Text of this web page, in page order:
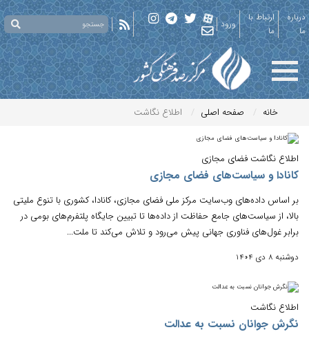
درباره
ما
ارتباط با
ما
ورود
خانه صفحه اصلی اطلاع نگاشت
اطلاع نگاشت فضای مجازی
کانادا و سیاست‌های فضای مجازی
بر اساس داده‌های وب‌سایت مرکز ملی فضای مجازی، کانادا، کشوری با تنوع ملیتی
بالا، از سیاست‌های جامع حفاظت از داده‌ها تا تبیین جایگاه پلتفرم‌های بومی در
برابر غول‌های فناوری جهانی پیش می‌رود و تلاش می‌کند تا ملت‌...
دوشنبه 8 دی 1404
اطلاع نگاشت
نگرش جوانان نسبت به عدالت